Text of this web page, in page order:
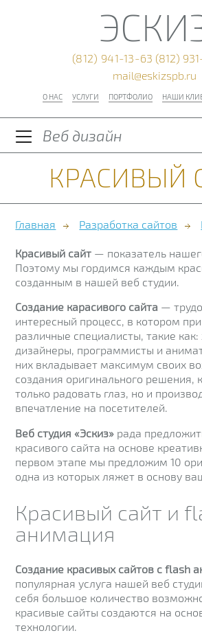
(812) 941-13-63 (812)
mail@eskizspb.ru
О НАС УСЛУГИ ПОРТФОЛИО НАШИ
КРАСИВЫЙ
Веб дизайн
Главная Разработка сайтов
Красивый сайт — показатель
Поэтому мы гордимся каждым
созданным в нашей веб студии.
Создание карасивого сайта —
интересный процесс, в котором
различные специалисты, такие как:
дизайнеры, программисты и
них вкладывает максимум своих
создания оригинального решения,
только радовать глаз, но и
впечатление на посетителей.
Веб студия«Эскиз» рада
красивого сайта на основе
первом этапе мы предложим 10
одна из которых ляжет в основу
Красивый сайт и
анимация
Создание красивых сайтов с flash
популярная услуга нашей веб
себя большое количество
красивые сайты создаются на
технологии.